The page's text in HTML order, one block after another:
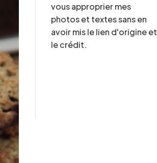
vous approprier mes
photos et textes sans en
avoir mis le lien d'origine et
le crédit.